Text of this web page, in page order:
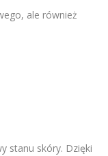
ale również
stanu skóry. Dzięki